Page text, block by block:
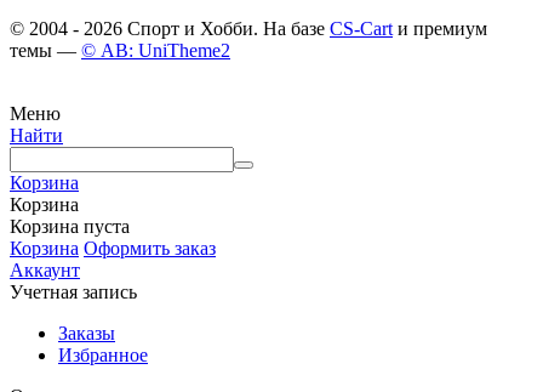
© 2004 - 2026 Спорт и Хобби. На базе CS-Cart и премиум
темы — © AB: UniTheme2
Меню
Найти
Корзина
Корзина
Корзина пуста
Корзина Оформить заказ
Аккаунт
Учетная запись
Заказы
Избранное